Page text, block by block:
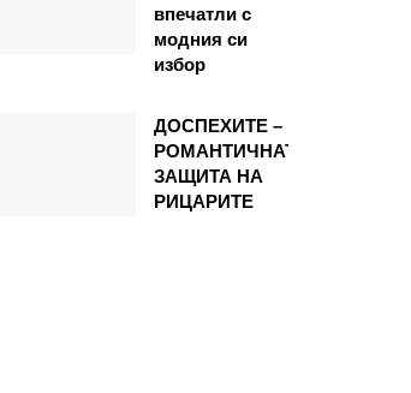
впечатли с
модния си
избор
ДОСПЕХИТЕ –
РОМАНТИЧНАТА
ЗАЩИТА НА
РИЦАРИТЕ